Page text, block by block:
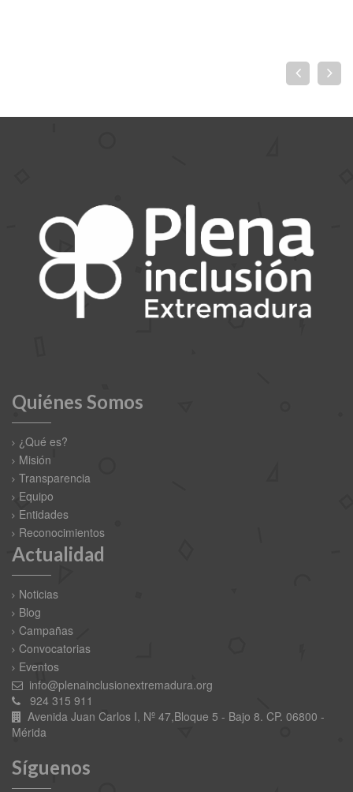
Quiénes Somos
¿Qué es?
Misión
Transparencia
Equipo
Entidades
Reconocimientos
Actualidad
Noticias
Blog
Campañas
Convocatorias
Eventos
info@plenainclusionextremadura.org
924 315 911
Avenida Juan Carlos I, Nº 47,Bloque 5 - Bajo 8. CP. 06800 -
Mérida
Síguenos